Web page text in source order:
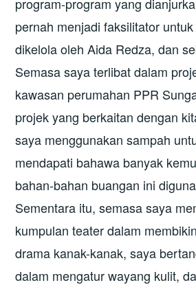
pernah menjadi faksilitator
dikelola oleh Aida Redza, dan
Semasa saya terlibat dalam
kawasan perumahan PPR
projek yang berkaitan dengan
saya menggunakan sampah
mendapati bahawa banyak
bahan-bahan buangan ini
Sementara itu, semasa saya
kumpulan teater dalam
drama kanak-kanak, saya
dalam mengatur wayang kulit,